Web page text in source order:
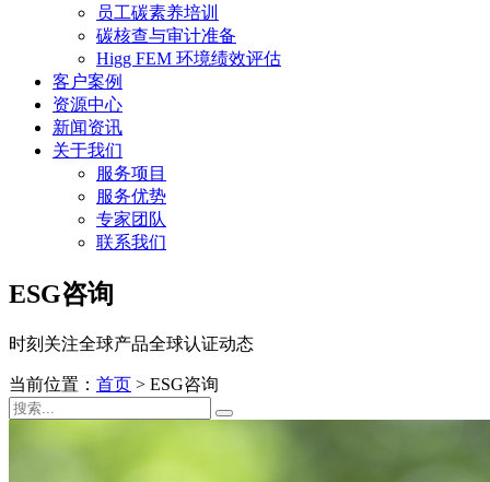
员工碳素养培训
碳核查与审计准备
Higg FEM 环境绩效评估
客户案例
资源中心
新闻资讯
关于我们
服务项目
服务优势
专家团队
联系我们
ESG咨询
时刻关注全球产品全球认证动态
当前位置： 首页 > ESG咨询